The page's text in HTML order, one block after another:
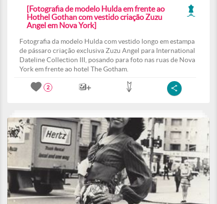
[Fotografia de modelo Hulda em frente ao
Hothel Gothan com vestido criação Zuzu
Angel em Nova York]
Fotografia da modelo Hulda com vestido longo em estampa
de pássaro criação exclusiva Zuzu Angel para International
Dateline Collection III, posando para foto nas ruas de Nova
York em frente ao hotel The Gotham.
2